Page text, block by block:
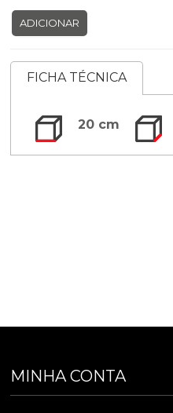
ADICIONAR
FICHA TÉCNICA
20 cm
MINHA CONTA